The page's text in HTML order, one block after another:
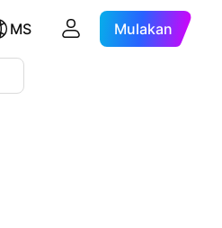
MS Mulakan